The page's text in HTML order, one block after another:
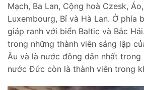
Mạch, Ba Lan, Cộng hoà Czesk,
Luxembourg, Bỉ và Hà Lan. Ở phía
giáp ranh với biển Baltic và Bắc
trong những thành viên sáng lập
Âu và là nước đông dân nhất trong
nước Đức còn là thành viên trong